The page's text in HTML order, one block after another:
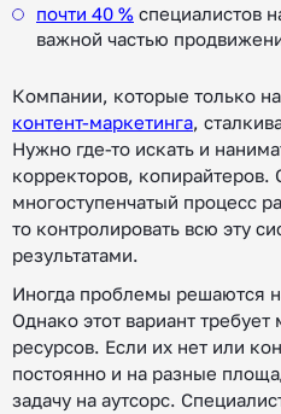
почти 40 % специалистов
важной частью
Компании, которые только
контент-маркетинга,
Нужно где-то искать и
корректоров, копирайтеров.
многоступенчатый процесс
то контролировать всю эту
результатами.
Иногда проблемы решаются
Однако этот вариант
ресурсов. Если их нет или
постоянно и на разные
задачу на аутсорс.